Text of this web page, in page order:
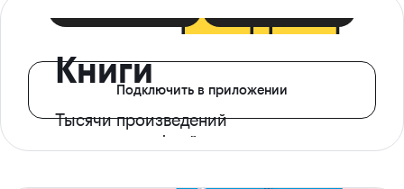
Книги
Тысячи произведений
с доступом офлайн
Подключить в приложении